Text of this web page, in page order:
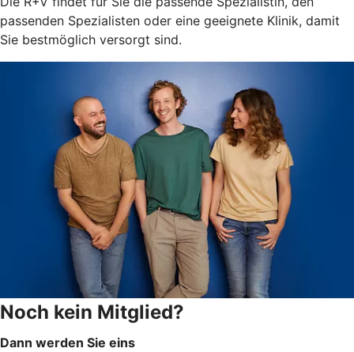
passenden Spezialisten oder eine geeignete Klinik, damit
Sie bestmöglich versorgt sind.
Noch kein Mitglied?
Dann werden Sie eins